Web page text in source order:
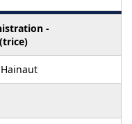
-
Hainaut